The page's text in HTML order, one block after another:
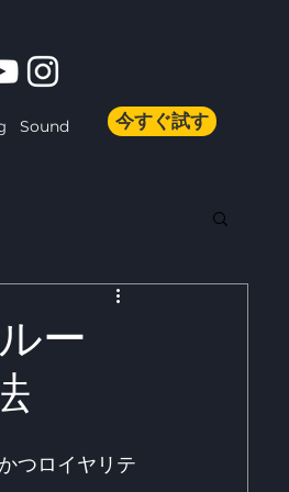
Sound 今すぐ試す
ー
つロイヤリテ